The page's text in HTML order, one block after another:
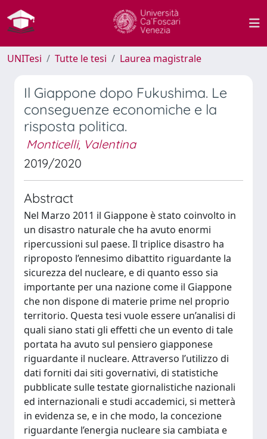
UNITesi Tutte le tesi Laurea magistrale
Il Giappone dopo Fukushima. Le
conseguenze economiche e la
risposta politica.
Monticelli, Valentina
2019/2020
Abstract
Nel Marzo 2011 il Giappone è stato coinvolto in
un disastro naturale che ha avuto enormi
ripercussioni sul paese. Il triplice disastro ha
riproposto l’ennesimo dibattito riguardante la
sicurezza del nucleare, e di quanto esso sia
importante per una nazione come il Giappone
che non dispone di materie prime nel proprio
territorio. Questa tesi vuole essere un’analisi di
quali siano stati gli effetti che un evento di tale
portata ha avuto sul pensiero giapponese
riguardante il nucleare. Attraverso l’utilizzo di
dati forniti dai siti governativi, di statistiche
pubblicate sulle testate giornalistiche nazionali
ed internazionali e studi accademici, si metterà
in evidenza se, e in che modo, la concezione
riguardante l’energia nucleare sia cambiata e